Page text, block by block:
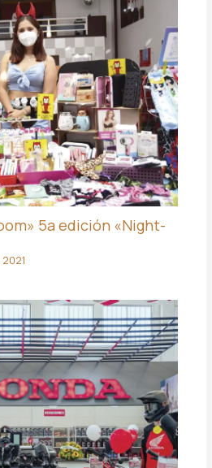
5a edición «Night-